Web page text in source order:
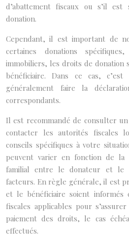
d’abattement fiscaux ou s’il
donation.
Cependant, il est important de
certaines donations
immobiliers, les droits de donation
bénéficiaire. Dans ce cas,
généralement faire la
correspondants.
Il est recommandé de consulter
contacter les autorités fiscales
conseils spécifiques à votre
peuvent varier en fonction de
familial entre le donateur et le
facteurs. En règle générale, il est
et le bénéficiaire soient informés
fiscales applicables pour
paiement des droits, le cas
effectués.